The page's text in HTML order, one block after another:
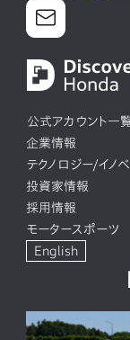
公式アカウント一
企業情報
テクノロジー/イノ
投資家情報
採用情報
モータースポーツ
English